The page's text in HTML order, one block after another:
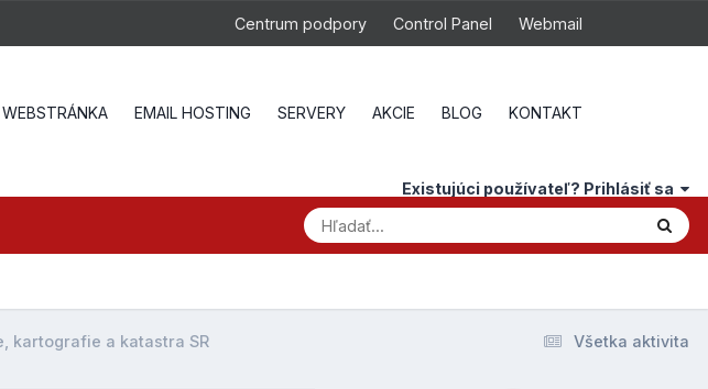
Centrum podpory Control Panel Webmail
WEBSTRÁNKA EMAIL HOSTING SERVERY AKCIE BLOG KONTAKT
Existujúci používateľ? Prihlásiť sa
Všetka aktivita
kartografie a katastra SR